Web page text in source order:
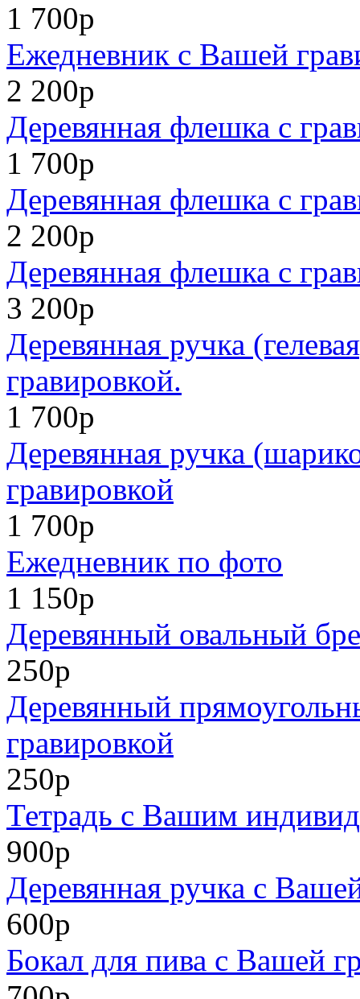
1 700р
Ежедневник с Вашей
2 200р
Деревянная флешка с
1 700р
Деревянная флешка с
2 200р
Деревянная флешка с
3 200р
Деревянная ручка
гравировкой.
1 700р
Деревянная ручка
гравировкой
1 700р
Ежедневник по фото
1 150р
Деревянный овальный
250р
Деревянный
гравировкой
250р
Тетрадь с Вашим
900р
Деревянная ручка с
600р
Бокал для пива с Вашей